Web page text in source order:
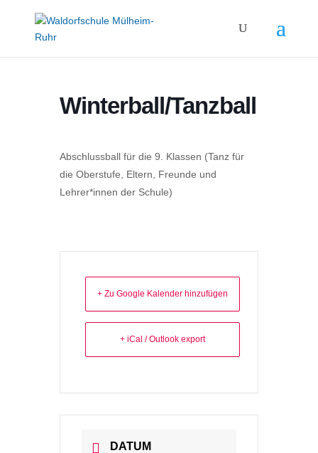
Winterball/Tanzball
Abschlussball für die 9. Klassen (Tanz für
die Oberstufe, Eltern, Freunde und
Lehrer*innen der Schule)
+ Zu Google Kalender hinzufügen
+ iCal / Outlook export
DATUM